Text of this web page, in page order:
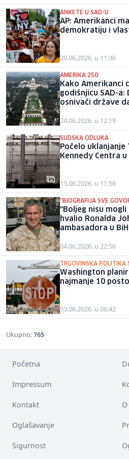
ANKETE U SAD-U
AP: Amerikanci
demokratiju i
29.06.2026. u 11:36
AMERIKA 250
Kako Amerikanci
godišnjicu SAD-a:
osnivači države
24.06.2026. u 12:19
SUDSKA ODLUKA
Počelo uklanjanje
Kennedy Centra
13.06.2026. u 11:56
"BIOGRAFIJA SVE
"Boljeg nisu mogli
hvalio Ronalda
ambasadora u BiH
04.06.2026. u 22:56
TRGOVINSKA POLITIKA
Washington
najmanje 10
03.06.2026. u 06:42
Ukupno:765
Početna
Impressum
Kontakt
Oglašavanje
Sigurnost